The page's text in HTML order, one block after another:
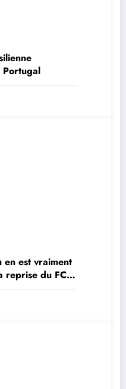
Portugal
en est vraiment
reprise du FC